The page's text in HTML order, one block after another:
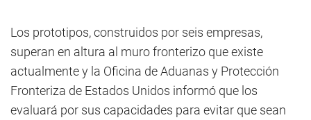
Los prototipos, construidos por seis empresas,
superan en altura al muro fronterizo que existe
actualmente y la Oficina de Aduanas y Protección
Fronteriza de Estados Unidos informó que los
evaluará por sus capacidades para evitar que sean